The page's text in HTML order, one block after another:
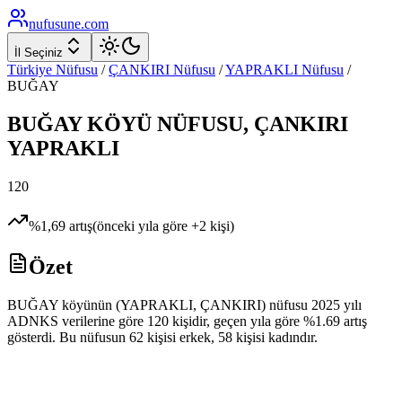
nufusune.com
İl Seçiniz
Türkiye Nüfusu / ÇANKIRI Nüfusu /YAPRAKLI Nüfusu /
BUĞAY
BUĞAYKÖYÜ NÜFUSU, ÇANKIRI
YAPRAKLI
120
%1,69 artış(önceki yıla göre +2 kişi)
Özet
BUĞAY köyünün (YAPRAKLI, ÇANKIRI) nüfusu 2025 yılı
ADNKS verilerine göre 120 kişidir, geçen yıla göre %1.69 artış
gösterdi. Bu nüfusun 62 kişisi erkek, 58 kişisi kadındır.